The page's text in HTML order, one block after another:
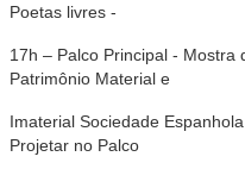
Poetas livres -
17h – Palco Principal - Mostra
Patrimônio Material e
Imaterial Sociedade
Projetar no Palco